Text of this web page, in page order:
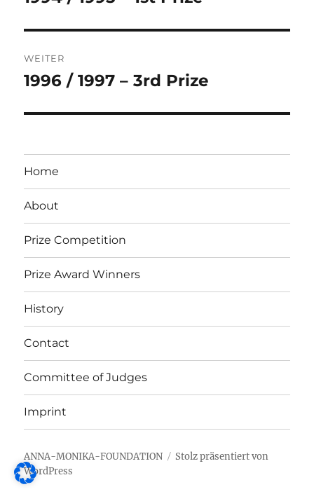
WEITER
Nächster
1996 / 1997 – 3rd Prize
Home
About
Prize Competition
Prize Award Winners
History
Contact
Committee of Judges
Imprint
ANNA-MONIKA-FOUNDATION
Stolz präsentiert von
WordPress